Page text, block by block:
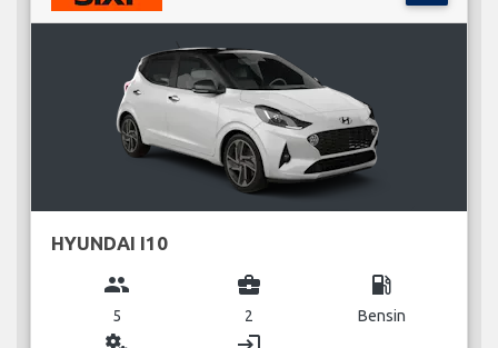
HYUNDAI I10
group
5
business_center
2
local_gas_station
Bensin